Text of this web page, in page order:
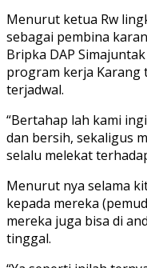
Menurut ketua Rw
sebagai pembina
Bripka DAP
program kerja Karang
terjadwal.
“Bertahap lah kami
dan bersih, sekaligus
selalu melekat
Menurut nya selama
kepada mereka
mereka juga bisa di
tinggal.